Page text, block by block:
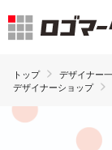
トップ デザイナー
デザイナーショップ